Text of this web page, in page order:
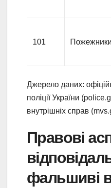
101 Пожежники
Джерело даних:
поліції України
внутрішніх справ
Правові
фальшиві